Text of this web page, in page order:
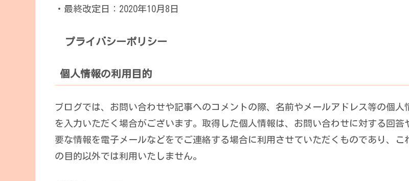
・最終改定日：2020年10月8日
プライバシーポリシー
個人情報の利用目的
ブログでは、お問い合わせや記事へのコメントの際、名前やメールアドレス等の個人
を入力いただく場合がございます。取得した個人情報は、お問い合わせに対する回答
要な情報を電子メールなどをでご連絡する場合に利用させていただくものであり、こ
の目的以外では利用いたしません。